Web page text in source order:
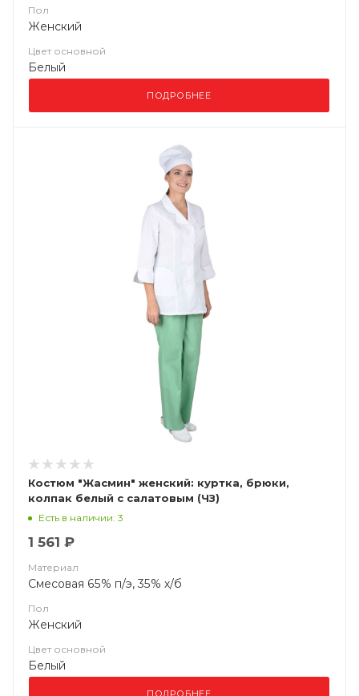
Пол
Женский
Цвет основной
Белый
ПОДРОБНЕЕ
Костюм "Жасмин" женский: куртка, брюки,
колпак белый с салатовым (ЧЗ)
Есть в наличии: 3
1 561 ₽
Материал
Смесовая 65% п/э, 35% х/б
Пол
Женский
Цвет основной
Белый
ПОДРОБНЕЕ